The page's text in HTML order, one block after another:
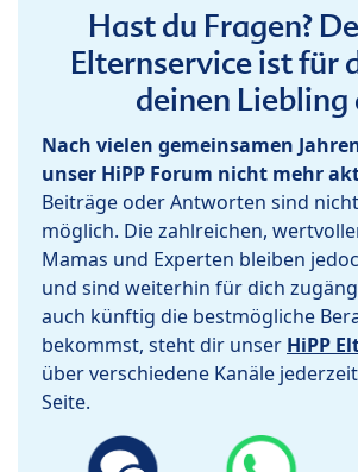
Hast du Fragen?
Elternservice ist für
deinen Liebling
Nach vielen gemeinsamen
unser HiPP Forum nicht mehr
Beiträge oder Antworten sind
möglich. Die zahlreichen,
Mamas und Experten bleiben
und sind weiterhin für dich
auch künftig die bestmögliche
bekommst, steht dir unser HiPP
über verschiedene Kanäle
Seite.